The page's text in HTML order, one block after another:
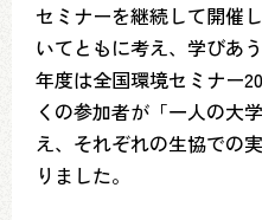
セミナーを継続して開催
いてともに考え、学びあ
年度は全国環境セミナー
くの参加者が「一人の大
え、それぞれの生協での
りました。